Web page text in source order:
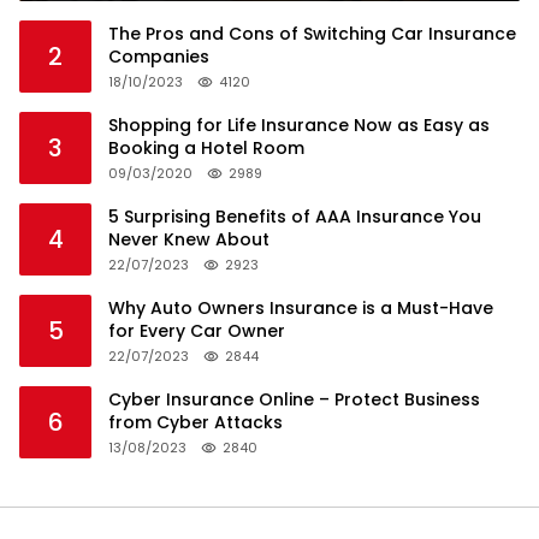
2
The Pros and Cons of Switching Car Insurance
Companies
18/10/2023 4120
3
Shopping for Life Insurance Now as Easy as
Booking a Hotel Room
09/03/2020 2989
4
5 Surprising Benefits of AAA Insurance You
Never Knew About
22/07/2023 2923
5
Why Auto Owners Insurance is a Must-Have
for Every Car Owner
22/07/2023 2844
6
Cyber Insurance Online – Protect Business
from Cyber Attacks
13/08/2023 2840